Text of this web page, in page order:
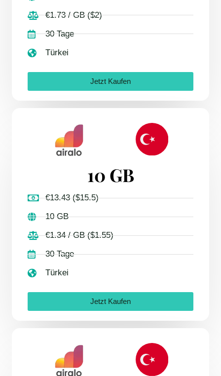
€1.73 / GB ($2)
30 Tage
Türkei
Jetzt Kaufen
10 GB
€13.43 ($15.5)
10 GB
€1.34 / GB ($1.55)
30 Tage
Türkei
Jetzt Kaufen